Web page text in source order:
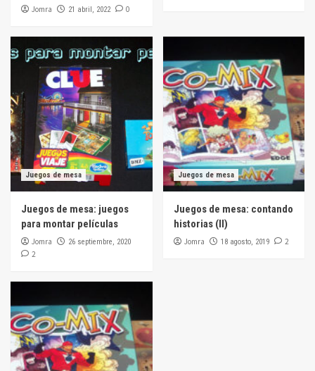
Jomra 21 abril, 2022 0
Juegos de mesa
Juegos de mesa: juegos
para montar películas
Jomra 26 septiembre, 2020
2
Juegos de mesa
Juegos de mesa: contando
historias (II)
Jomra 18 agosto, 2019 2